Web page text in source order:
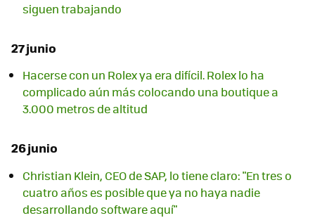
siguen trabajando
27 junio
Hacerse con un Rolex ya era difícil. Rolex lo ha
complicado aún más colocando una boutique a
3.000 metros de altitud
26 junio
Christian Klein, CEO de SAP, lo tiene claro: "En tres o
cuatro años es posible que ya no haya nadie
desarrollando software aquí"